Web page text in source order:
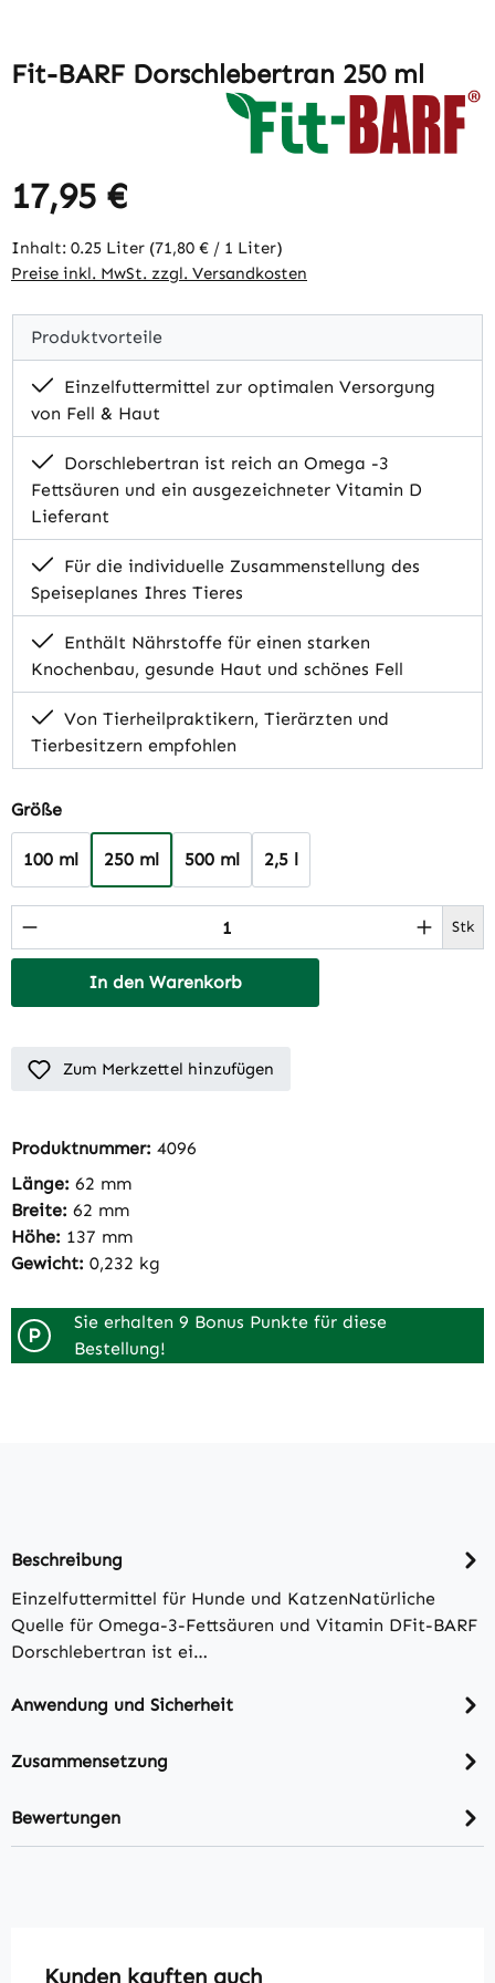
Fit-BARF Dorschlebertran 250 ml
Regulärer Preis:
17,95 €
Inhalt: 0.25 Liter (71,80 € / 1 Liter)
Preise inkl. MwSt. zzgl. Versandkosten
Produktvorteile
Einzelfuttermittel zur optimalen Versorgung
von Fell & Haut
Dorschlebertran ist reich an Omega -3
Fettsäuren und ein ausgezeichneter Vitamin D
Lieferant
Für die individuelle Zusammenstellung des
Speiseplanes Ihres Tieres
Enthält Nährstoffe für einen starken
Knochenbau, gesunde Haut und schönes Fell
Von Tierheilpraktikern, Tierärzten und
Tierbesitzern empfohlen
Größeauswählen
100 ml 250 ml 500 ml 2,5 l
Produkt Anzahl: Gib den gewünschten Stk
In den Warenkorb
Zum Merkzettel hinzufügen
Produktnummer: 4096
Länge: 62 mm
Breite: 62 mm
Höhe: 137 mm
Gewicht: 0,232 kg
P
Sie erhalten 9 Bonus Punkte für diese
Bestellung!
Beschreibung
Einzelfuttermittel für Hunde und KatzenNatürliche
Quelle für Omega-3-Fettsäuren und Vitamin DFit-BARF
Dorschlebertran ist ei…
Anwendung und Sicherheit
Zusammensetzung
Bewertungen
Produktgalerie überspringen
Kunden kauften auch